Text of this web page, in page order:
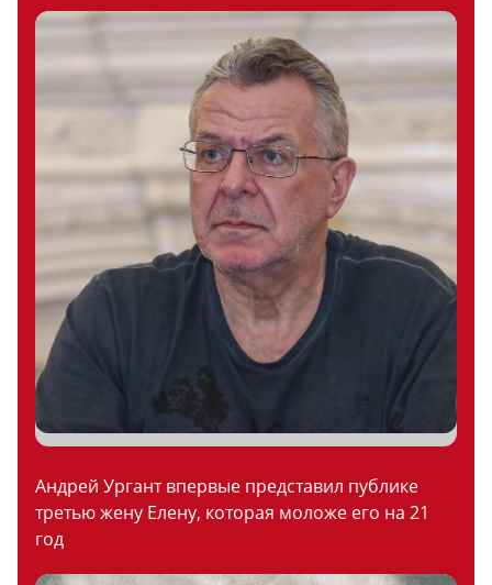
Андрей Ургант впервые представил публике
третью жену Елену, которая моложе его на 21
год